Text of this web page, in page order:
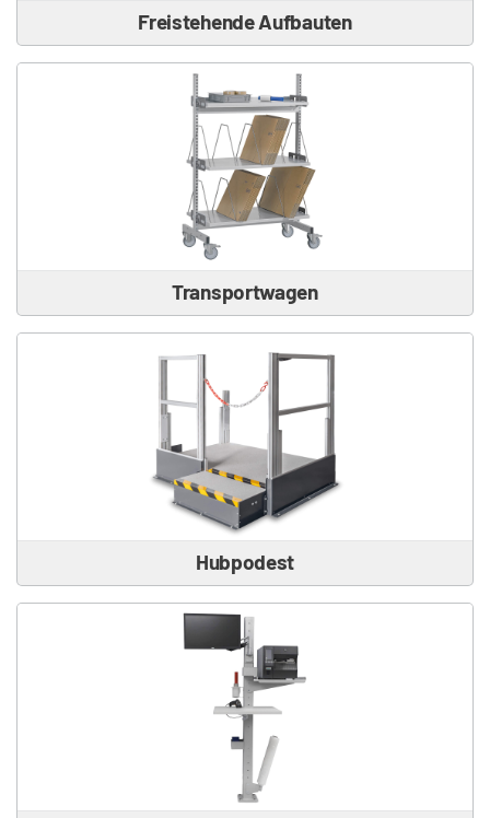
Freistehende Aufbauten
Transportwagen
Hubpodest